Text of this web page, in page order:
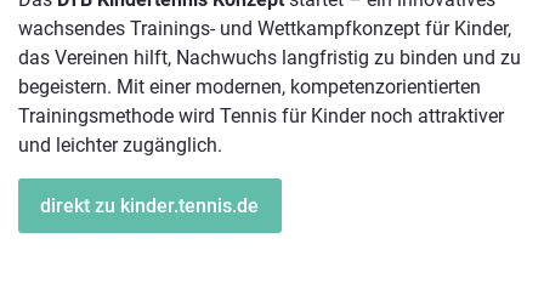
wachsendes Trainings- und Wettkampfkonzept für Kinder,
das Vereinen hilft, Nachwuchs langfristig zu binden und zu
begeistern. Mit einer modernen, kompetenzorientierten
Trainingsmethode wird Tennis für Kinder noch attraktiver
und leichter zugänglich.
direkt zu kinder.tennis.de